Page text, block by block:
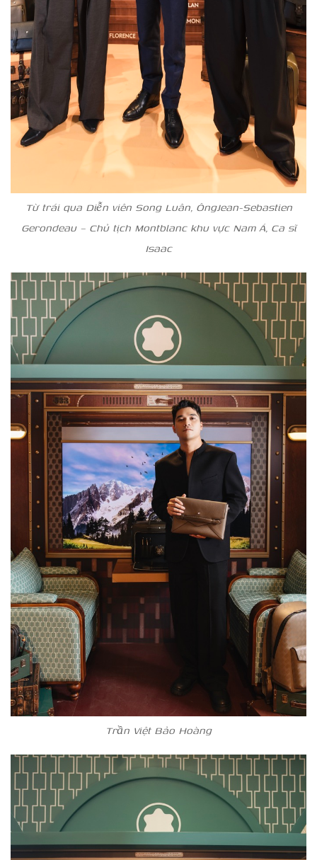
Từ trái qua Diễn viên Song Luân, ÔngJean-Sebastien
Gerondeau – Chủ tịch Montblanc khu vực Nam Á, Ca sĩ
Isaac
Trần Việt Bảo Hoàng